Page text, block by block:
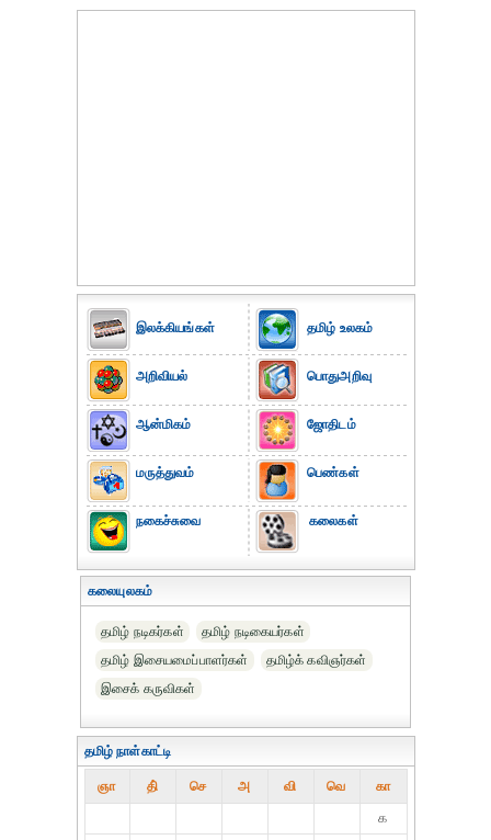
இலக்கியங்கள்
அறிவியல்
ஆன்மிகம்
மருத்துவம்
நகைச்சுவை
தமிழ் உலகம்
பொதுஅறிவு
ஜோதிடம்
பெண்கள்
கலைகள்
கலையுலகம்
தமிழ் நடிகர்கள்
தமிழ் நடிகையர்கள்
தமிழ் இசையமைப்பாளர்கள்
தமிழ்க் கவிஞர்கள்
இசைக் கருவிகள்
தமிழ் நாள்காட்டி
ஞா தி் செ அ வி வெ கா
௧